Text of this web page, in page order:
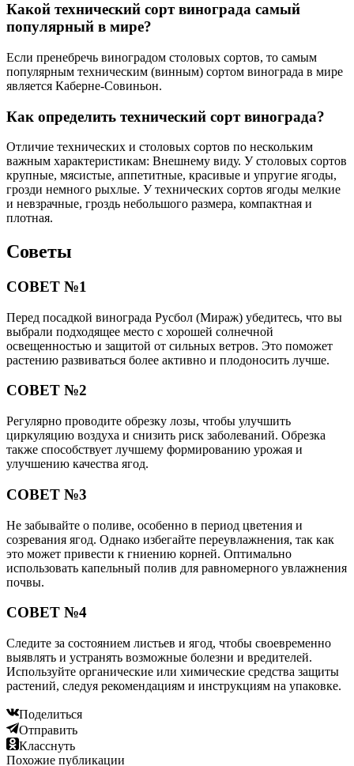
Какой технический сорт винограда самый
популярный в мире?
Если пренебречь виноградом столовых сортов, то самым
популярным техническим (винным) сортом винограда в мире
является Каберне-Совиньон.
Как определить технический сорт винограда?
Отличие технических и столовых сортов по нескольким
важным характеристикам: Внешнему виду. У столовых сортов
крупные, мясистые, аппетитные, красивые и упругие ягоды,
грозди немного рыхлые. У технических сортов ягоды мелкие
и невзрачные, гроздь небольшого размера, компактная и
плотная.
Советы
СОВЕТ №1
Перед посадкой винограда Русбол (Мираж) убедитесь, что вы
выбрали подходящее место с хорошей солнечной
освещенностью и защитой от сильных ветров. Это поможет
растению развиваться более активно и плодоносить лучше.
СОВЕТ №2
Регулярно проводите обрезку лозы, чтобы улучшить
циркуляцию воздуха и снизить риск заболеваний. Обрезка
также способствует лучшему формированию урожая и
улучшению качества ягод.
СОВЕТ №3
Не забывайте о поливе, особенно в период цветения и
созревания ягод. Однако избегайте переувлажнения, так как
это может привести к гниению корней. Оптимально
использовать капельный полив для равномерного увлажнения
почвы.
СОВЕТ №4
Следите за состоянием листьев и ягод, чтобы своевременно
выявлять и устранять возможные болезни и вредителей.
Используйте органические или химические средства защиты
растений, следуя рекомендациям и инструкциям на упаковке.
Поделиться
Отправить
Класснуть
Похожие публикации